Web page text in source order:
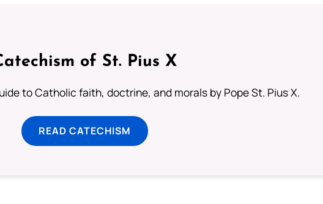
of St. Pius X
to Catholic faith, doctrine, and morals by Pope St. Pius X.
READ CATECHISM